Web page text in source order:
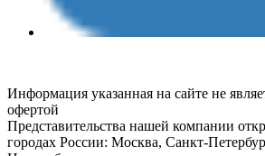
Информация указанная на сайте не
офертой
Представительства нашей компании
городах России: Москва, Санкт-